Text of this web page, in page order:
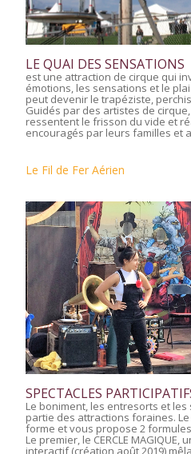
LE QUAI DES SENSATIONS
est une attraction de cirque qui
émotions, les sensations et le
peut devenir le trapéziste,
Guidés par des artistes de
ressentent le frisson du vide et
encouragés par leurs familles et
Le Fil de Fer Aérien
SPECTACLES
Le boniment, les entresorts et
partie des attractions foraines.
forme et vous propose 2
Le premier, le CERCLE
interactif (création août 2019)